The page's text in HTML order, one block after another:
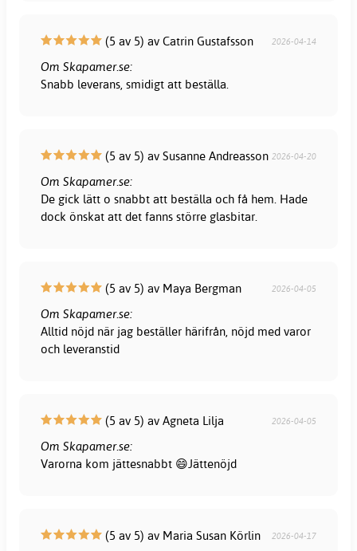
(5 av 5) av Catrin Gustafsson 2026-04-14
Om Skapamer.se:
Snabb leverans, smidigt att beställa.
(5 av 5) av Susanne Andreasson 2026-04-20
Om Skapamer.se:
De gick lätt o snabbt att beställa och få hem. Hade
dock önskat att det fanns större glasbitar.
(5 av 5) av Maya Bergman 2026-04-05
Om Skapamer.se:
Alltid nöjd när jag beställer härifrån, nöjd med varor
och leveranstid
(5 av 5) av Agneta Lilja 2026-04-05
Om Skapamer.se:
Varorna kom jättesnabbt 😄Jättenöjd
(5 av 5) av Maria Susan Körlin 2026-04-17